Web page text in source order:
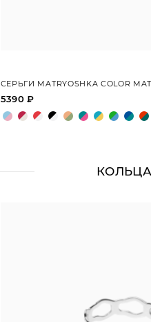
СЕРЬГИ MATRYOSHKA COLOR
5390 ₽
КОЛЬЦА